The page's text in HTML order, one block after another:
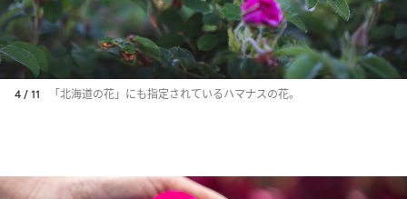
4 / 11 「北海道の花」にも指定されているハマナスの花。